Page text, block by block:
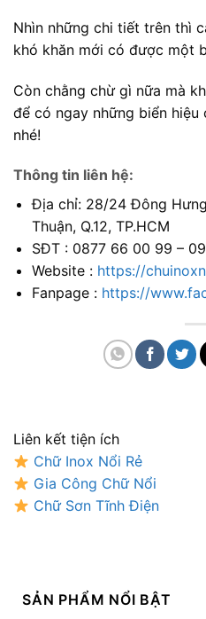
Nhìn những chi tiết trên thì
khó khăn mới có được một
Còn chằng chừ gì nữa mà
để có ngay những biển
nhé!
Thông tin liên hệ:
Địa chỉ: 28/24 Đông
Thuận, Q.12, TP.HCM
SĐT : 0877 66 00 99 –
Website : https://
Fanpage : https://
Liên kết tiện ích
Chữ Inox Nổi Rẻ
Gia Công Chữ Nổi
Chữ Sơn Tĩnh Điện
SẢN PHẨM NỔI BẬT